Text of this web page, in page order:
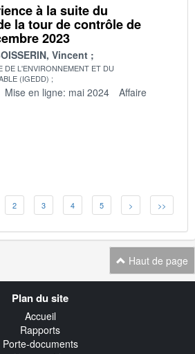
à la suite du
la tour de contrôle de
2023
Vincent
DE L'ENVIRONNEMENT ET DU
(IGEDD)
Mise en ligne: mai 2024
Affaire
2 3 4 5 > >>
Haut de page
Plan du site
Accueil
Rapports
Porte-documents